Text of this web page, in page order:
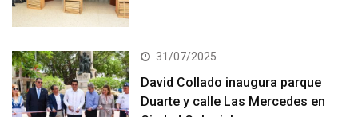
31/07/2025
David Collado inaugura parque
Duarte y calle Las Mercedes en